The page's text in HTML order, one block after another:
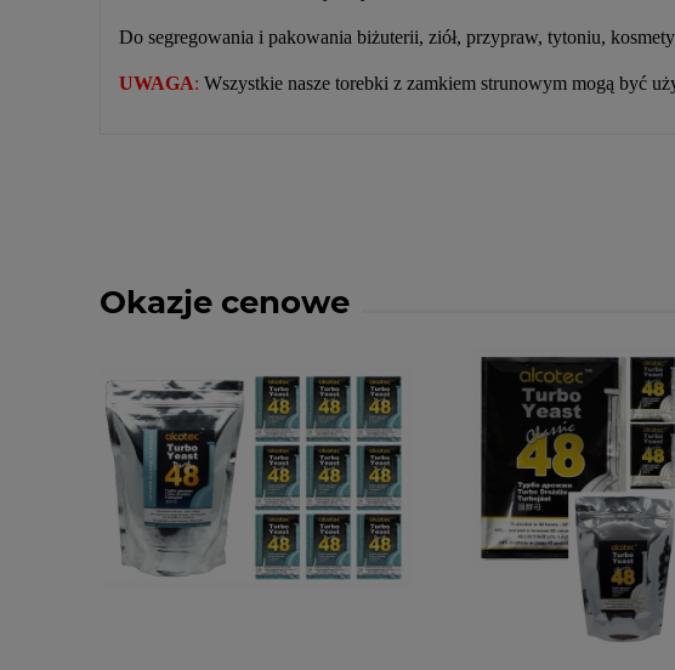
Do segregowania i pakowania biżuterii, ziół, przypraw, tytoniu,
UWAGA: Wszystkie nasze torebki z zamkiem strunowym mogą być
Okazje cenowe